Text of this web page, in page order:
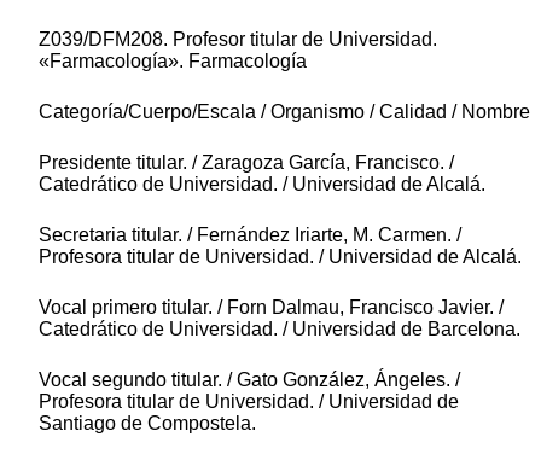
Z039/DFM208. Profesor titular de Universidad.
«Farmacología». Farmacología
Categoría/Cuerpo/Escala / Organismo / Calidad / Nombre
Presidente titular. / Zaragoza García, Francisco. /
Catedrático de Universidad. / Universidad de Alcalá.
Secretaria titular. / Fernández Iriarte, M. Carmen. /
Profesora titular de Universidad. / Universidad de Alcalá.
Vocal primero titular. / Forn Dalmau, Francisco Javier. /
Catedrático de Universidad. / Universidad de Barcelona.
Vocal segundo titular. / Gato González, Ángeles. /
Profesora titular de Universidad. / Universidad de
Santiago de Compostela.